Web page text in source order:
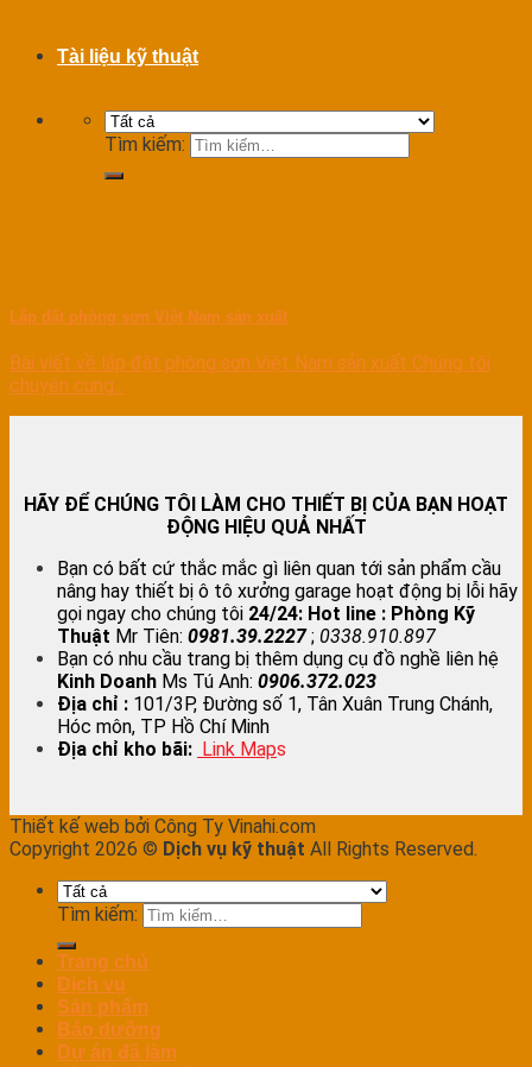
Tài liệu kỹ thuật
Tìm kiếm:
Lắp đặt phòng sơn Việt Nam sản xuất
Bài viết về lắp đặt phòng sơn Việt Nam sản xuất Chúng tôi
chuyên cung...
HÃY ĐỂ CHÚNG TÔI LÀM CHO THIẾT BỊ CỦA BẠN HOẠT
ĐỘNG HIỆU QUẢ NHẤT
Bạn có bất cứ thắc mắc gì liên quan tới sản phẩm cầu
nâng hay thiết bị ô tô xưởng garage hoạt động bị lỗi hãy
gọi ngay cho chúng tôi 24/24: Hot line : Phòng Kỹ
Thuật Mr Tiên: 0981.39.2227; 0338.910.897
Bạn có nhu cầu trang bị thêm dụng cụ đồ nghề liên hệ
Kinh Doanh Ms Tú Anh: 0906.372.023
Địa chỉ : 101/3P, Đường số 1, Tân Xuân Trung Chánh,
Hóc môn, TP Hồ Chí Minh
Địa chỉ kho bãi: Link Maps
Thiết kế web bởi Công Ty Vinahi.com
Copyright 2026 © Dịch vụ kỹ thuật All Rights Reserved.
Tìm kiếm:
Trang chủ
Dịch vụ
Sản phẩm
Bảo dưỡng
Dự án đã làm